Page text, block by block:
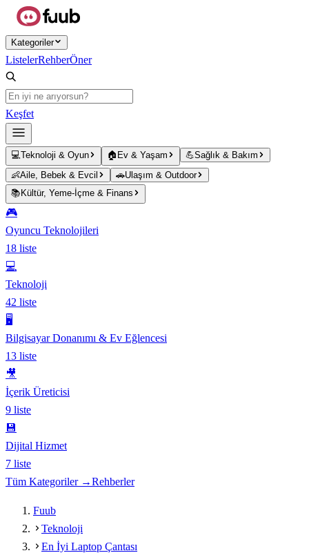
Ana içeriğe atla
Kategoriler
ListelerRehberÖner
Keşfet
💻Teknoloji & Oyun 🏠 Ev & Yaşam 💪Sağlık & Bakım
👶Aile, Bebek & Evcil 🚗Ulaşım & Outdoor
📚 Kültür, Yeme-İçme & Finans
🎮
Oyuncu Teknolojileri
18 liste
💻
Teknoloji
42 liste
🖥️
Bilgisayar Donanımı & Ev Eğlencesi
13 liste
🎥
İçerik Üreticisi
9 liste
💾
Dijital Hizmet
7 liste
Tüm Kategoriler →Rehberler
Fuub
Teknoloji
En İyi Laptop Çantası